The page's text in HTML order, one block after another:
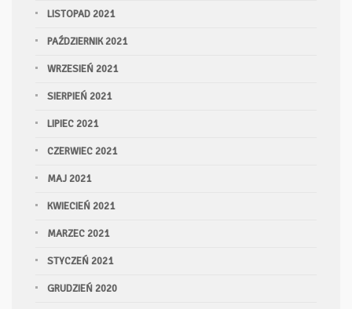
LISTOPAD 2021
PAŹDZIERNIK 2021
WRZESIEŃ 2021
SIERPIEŃ 2021
LIPIEC 2021
CZERWIEC 2021
MAJ 2021
KWIECIEŃ 2021
MARZEC 2021
STYCZEŃ 2021
GRUDZIEŃ 2020